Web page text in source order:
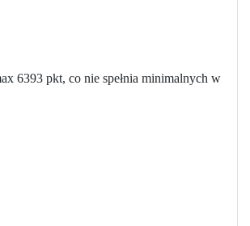
6393 pkt, co nie spełnia minimalnych